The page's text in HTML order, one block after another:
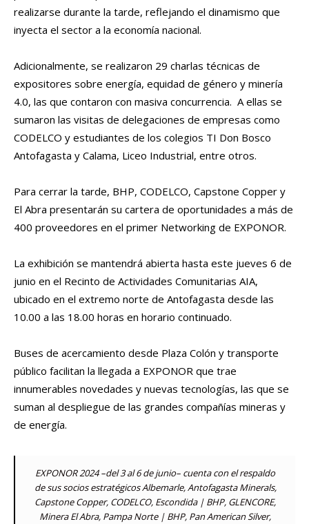
realizarse durante la tarde, reflejando el dinamismo que
inyecta el sector a la economía nacional.
Adicionalmente, se realizaron 29 charlas técnicas de
expositores sobre energía, equidad de género y minería
4.0, las que contaron con masiva concurrencia. A ellas se
sumaron las visitas de delegaciones de empresas como
CODELCO y estudiantes de los colegios TI Don Bosco
Antofagasta y Calama, Liceo Industrial, entre otros.
Para cerrar la tarde, BHP, CODELCO, Capstone Copper y
El Abra presentarán su cartera de oportunidades a más de
400 proveedores en el primer Networking de EXPONOR.
La exhibición se mantendrá abierta hasta este jueves 6 de
junio en el Recinto de Actividades Comunitarias AIA,
ubicado en el extremo norte de Antofagasta desde las
10.00 a las 18.00 horas en horario continuado.
Buses de acercamiento desde Plaza Colón y transporte
público facilitan la llegada a EXPONOR que trae
innumerables novedades y nuevas tecnologías, las que se
suman al despliegue de las grandes compañías mineras y
de energía.
EXPONOR 2024 –del 3 al 6 de junio– cuenta con el respaldo
de sus socios estratégicos Albemarle, Antofagasta Minerals,
Capstone Copper, CODELCO, Escondida | BHP, GLENCORE,
Minera El Abra, Pampa Norte | BHP, Pan American Silver,